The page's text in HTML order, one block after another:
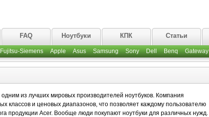
FAQ Ноутбуки КПК Статьи
Fujitsu-Siemens Apple Asus Samsung Sony Dell Benq Gateway
из лучших мировых производителей ноутбуков. Компания
классов и ценовых диапазонов, что позволяет каждому пользователю
продукции Acer. Вообще люди покупают ноутбуки для различных нужд.